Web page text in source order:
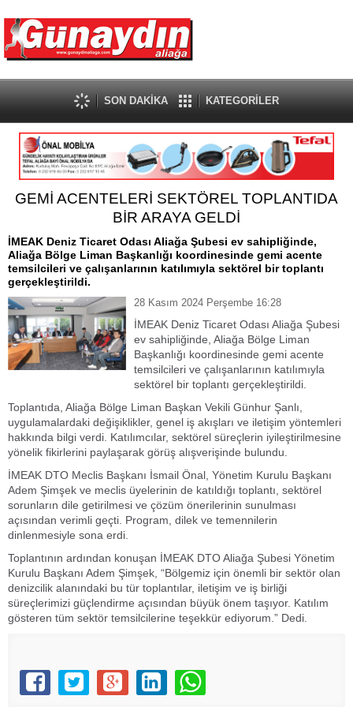
SON DAKİKA KATEGORİLER
GEMİ ACENTELERİ SEKTÖREL TOPLANTIDA
BİR ARAYA GELDİ
İMEAK Deniz Ticaret Odası Aliağa Şubesi ev sahipliğinde,
Aliağa Bölge Liman Başkanlığı koordinesinde gemi acente
temsilcileri ve çalışanlarının katılımıyla sektörel bir toplantı
gerçekleştirildi.
28 Kasım 2024 Perşembe 16:28
İMEAK Deniz Ticaret Odası Aliağa Şubesi
ev sahipliğinde, Aliağa Bölge Liman
Başkanlığı koordinesinde gemi acente
temsilcileri ve çalışanlarının katılımıyla
sektörel bir toplantı gerçekleştirildi.
Toplantıda, Aliağa Bölge Liman Başkan Vekili Günhur Şanlı,
uygulamalardaki değişiklikler, genel iş akışları ve iletişim yöntemleri
hakkında bilgi verdi. Katılımcılar, sektörel süreçlerin iyileştirilmesine
yönelik fikirlerini paylaşarak görüş alışverişinde bulundu.
İMEAK DTO Meclis Başkanı İsmail Önal, Yönetim Kurulu Başkanı
Adem Şimşek ve meclis üyelerinin de katıldığı toplantı, sektörel
sorunların dile getirilmesi ve çözüm önerilerinin sunulması
açısından verimli geçti. Program, dilek ve temennilerin
dinlenmesiyle sona erdi.
Toplantının ardından konuşan İMEAK DTO Aliağa Şubesi Yönetim
Kurulu Başkanı Adem Şimşek, “Bölgemiz için önemli bir sektör olan
denizcilik alanındaki bu tür toplantılar, iletişim ve iş birliği
süreçlerimizi güçlendirme açısından büyük önem taşıyor. Katılım
gösteren tüm sektör temsilcilerine teşekkür ediyorum.” Dedi.